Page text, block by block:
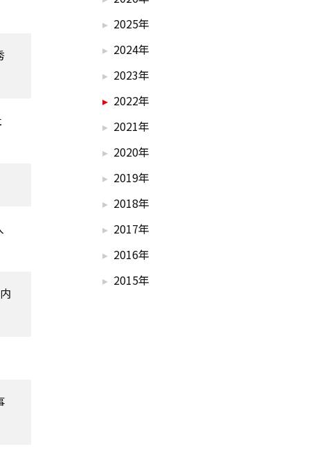
2025年
2024年
2023年
2022年
2021年
2020年
2019年
2018年
2017年
2016年
2015年